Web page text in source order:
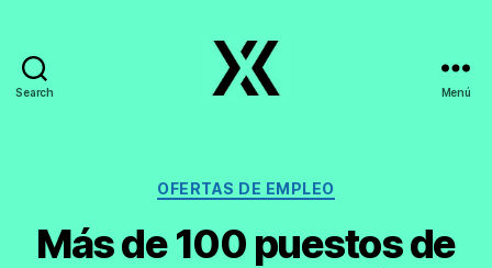
Search Menú
Categorías
OFERTAS DE EMPLEO
Más de 100 puestos de